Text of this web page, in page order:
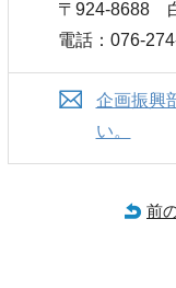
〒924-8688
電話：076-
企画振興
い。
前